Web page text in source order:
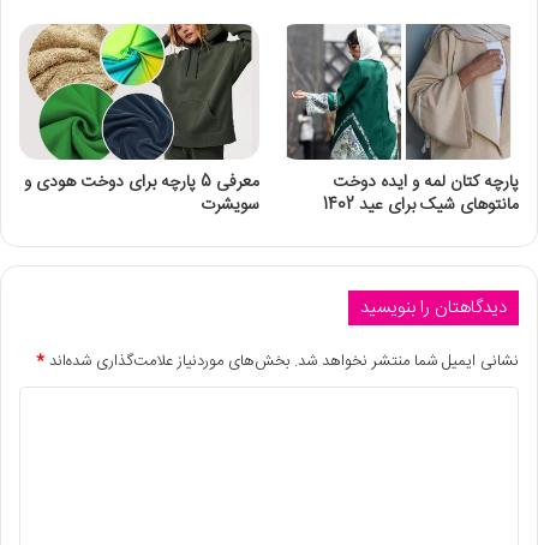
پارچه کتان لمه و ایده دوخت
مانتوهای شیک برای عید 1402
معرفی 5 پارچه برای دوخت هودی و
سویشرت
دیدگاهتان را بنویسید
نشانی ایمیل شما منتشر نخواهد شد. بخش‌های موردنیاز علامت‌گذاری شده‌اند*